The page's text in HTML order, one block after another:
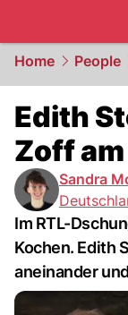
Home People
Edith
Zoff
Sandra
Im RTL-
Kochen. Edith
aneinander